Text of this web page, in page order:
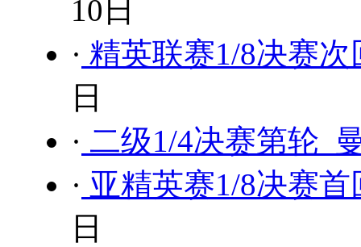
10日
· 精英联赛1/8决赛
日
· 二级1/4决赛第轮
· 亚精英赛1/8决赛
日